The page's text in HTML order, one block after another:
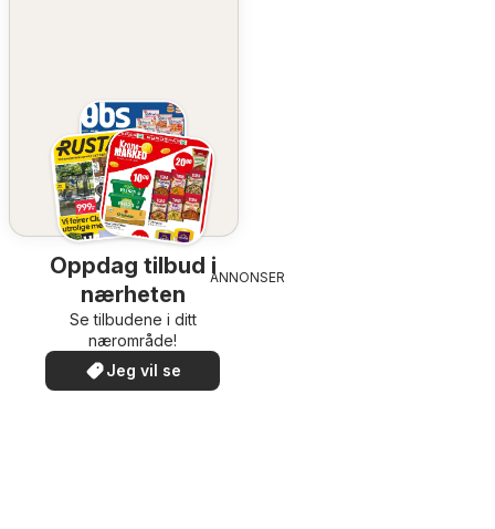
Oppdag tilbud i
nærheten
Se tilbudene i ditt
nærområde!
Jeg vil se
ANNONSER